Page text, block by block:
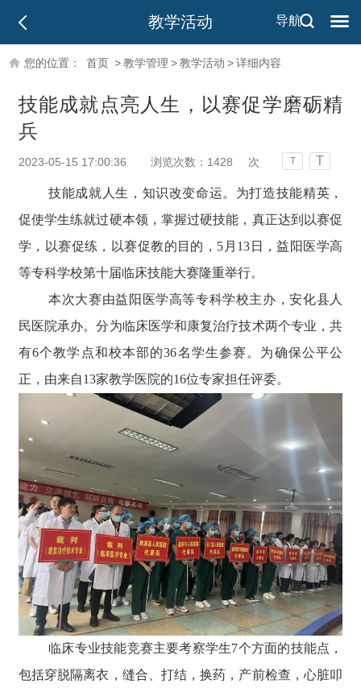
导航
教学活动
您的位置： 首页 >教学管理 >教学活动 >详细内容
技能成就点亮人生，以赛促学磨砺精
兵
2023-05-15 17:00:36 浏览次数： 1428 次 T T
技能成就人生，知识改变命运。为打造技能精英，
促使学生练就过硬本领，掌握过硬技能，真正达到以赛促
学，以赛促练，以赛促教的目的，5月13日，益阳医学高
等专科学校第十届临床技能大赛隆重举行。
本次大赛由益阳医学高等专科学校主办，安化县人
民医院承办。分为临床医学和康复治疗技术两个专业，共
有6个教学点和校本部的36名学生参赛。为确保公平公
正，由来自13家教学医院的16位专家担任评委。
临床专业技能竞赛主要考察学生7个方面的技能点，
包括穿脱隔离衣，缝合、打结，换药，产前检查，心脏叩